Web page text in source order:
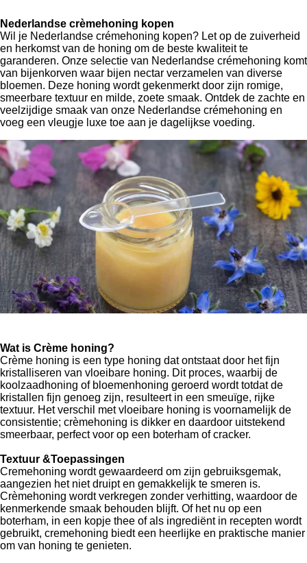
Nederlandse crèmehoning kopen
Wil je Nederlandse crémehoning kopen? Let op de zuiverheid
en herkomst van de honing om de beste kwaliteit te
garanderen. Onze selectie van Nederlandse crémehoning komt
van bijenkorven waar bijen nectar verzamelen van diverse
bloemen. Deze honing wordt gekenmerkt door zijn romige,
smeerbare textuur en milde, zoete smaak. Ontdek de zachte en
veelzijdige smaak van onze Nederlandse crémehoning en
voeg een vleugje luxe toe aan je dagelijkse voeding.
Wat is Crème honing?
Crème honing is een type honing dat ontstaat door het fijn
kristalliseren van vloeibare honing. Dit proces, waarbij de
koolzaadhoning of bloemenhoning geroerd wordt totdat de
kristallen fijn genoeg zijn, resulteert in een smeuïge, rijke
textuur. Het verschil met vloeibare honing is voornamelijk de
consistentie; crèmehoning is dikker en daardoor uitstekend
smeerbaar, perfect voor op een boterham of cracker.
Textuur &Toepassingen
Cremehoning wordt gewaardeerd om zijn gebruiksgemak,
aangezien het niet druipt en gemakkelijk te smeren is.
Crèmehoning wordt verkregen zonder verhitting, waardoor de
kenmerkende smaak behouden blijft. Of het nu op een
boterham, in een kopje thee of als ingrediënt in recepten wordt
gebruikt, cremehoning biedt een heerlijke en praktische manier
om van honing te genieten.